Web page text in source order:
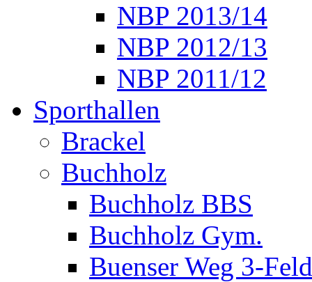
NBP 2013/14
NBP 2012/13
NBP 2011/12
Sporthallen
Brackel
Buchholz
Buchholz BBS
Buchholz Gym.
Buenser Weg 3-Feld